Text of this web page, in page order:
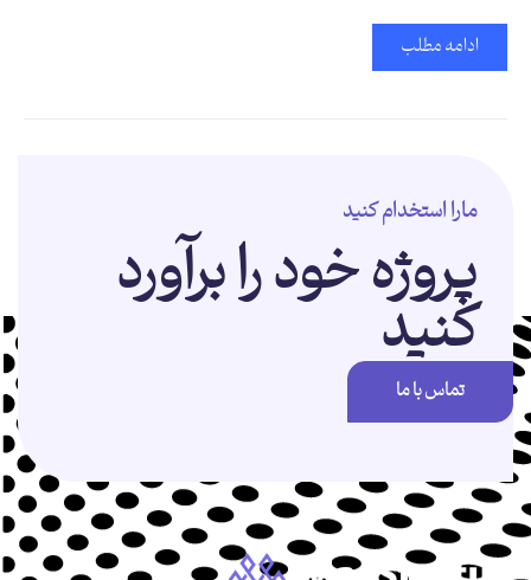
ادامه مطلب
مارا استخدام کنید
پروژه خود را برآورد
کنید
تماس با ما